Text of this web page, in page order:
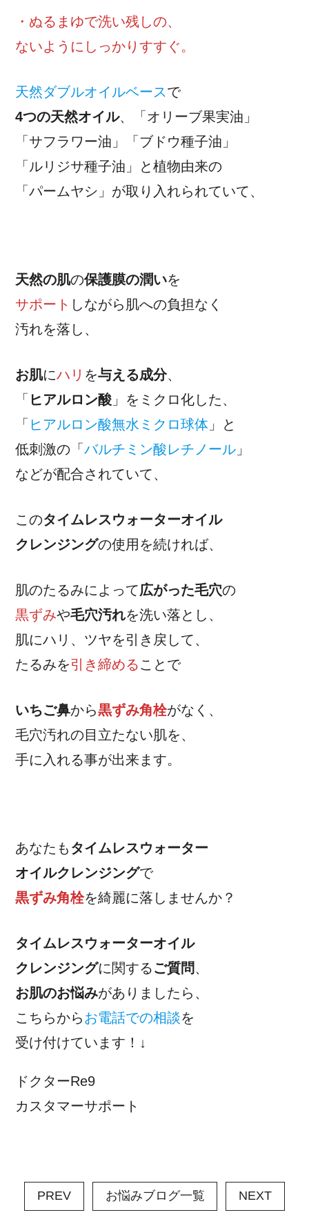
・ぬるまゆで洗い残しの、
ないようにしっかりすすぐ。
天然ダブルオイルベースで
4つの天然オイル、「オリーブ果実油」
「サフラワー油」「ブドウ種子油」
「ルリジサ種子油」と植物由来の
「パームヤシ」が取り入れられていて、
天然の肌の保護膜の潤いを
サポート しながら肌への負担なく
汚れを落し、
お肌にハリ を与える成分、
「 ヒアルロン酸 」をミクロ化した、
「 ヒアルロン酸無水ミクロ球体 」と
低刺激の「バルチミン酸レチノール 」
などが配合されていて、
このタイムレスウォーターオイル
クレンジングの使用を続ければ、
肌のたるみによって広がった毛穴の
黒ずみや毛穴汚れを洗い落とし、
肌にハリ、ツヤを引き戻して、
たるみを引き締めることで
いちご鼻から黒ずみ角栓がなく、
毛穴汚れの目立たない肌を、
手に入れる事が出来ます。
あなたも タイムレスウォーター
オイルクレンジングで
黒ずみ角栓を綺麗に落しませんか？
タイムレスウォーターオイル
クレンジングに関するご質問、
お肌のお悩みがありましたら、
こちらから お電話での相談を
受け付けています！↓
ドクターRe9
カスタマーサポート
PREV お悩みブログ一覧 NEXT